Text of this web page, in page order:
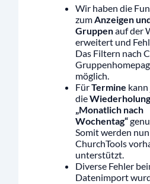
Wir haben die
zumAnzeigen
Gruppenauf der
erweitert und
Das Filtern nach
möglich.
FürTermine
die
„Monatlich nach
Wochentag“
Somit werden
ChurchTools
unterstützt.
Diverse Fehler
Datenimport